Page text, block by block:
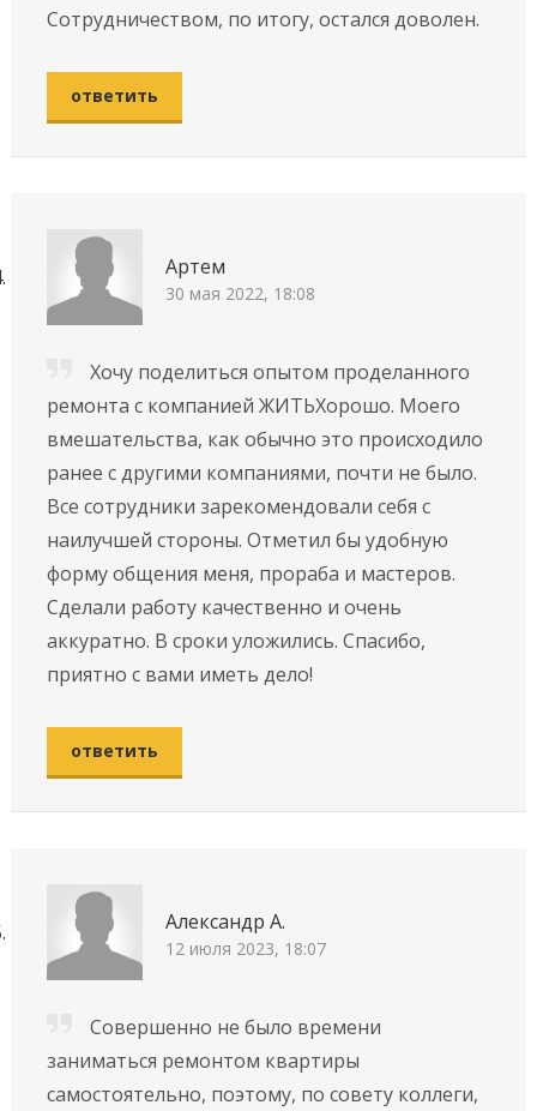
Сотрудничеством, по итогу, остался доволен.
ответить
Артем
30 мая 2022, 18:08
Хочу поделиться опытом проделанного
ремонта с компанией ЖИТЬХорошо. Моего
вмешательства, как обычно это происходило
ранее с другими компаниями, почти не было.
Все сотрудники зарекомендовали себя с
наилучшей стороны. Отметил бы удобную
форму общения меня, прораба и мастеров.
Сделали работу качественно и очень
аккуратно. В сроки уложились. Спасибо,
приятно с вами иметь дело!
ответить
Александр А.
12 июля 2023, 18:07
Совершенно не было времени
заниматься ремонтом квартиры
самостоятельно, поэтому, по совету коллеги,